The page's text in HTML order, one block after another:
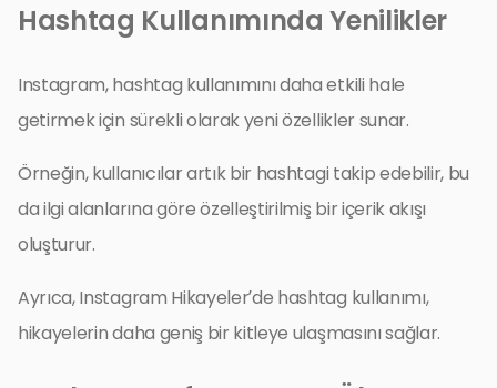
Hashtag Kullanımında Yenilikler
Instagram, hashtag kullanımını daha etkili hale
getirmek için sürekli olarak yeni özellikler sunar.
Örneğin, kullanıcılar artık bir hashtagi takip edebilir, bu
da ilgi alanlarına göre özelleştirilmiş bir içerik akışı
oluşturur.
Ayrıca, Instagram Hikayeler’de hashtag kullanımı,
hikayelerin daha geniş bir kitleye ulaşmasını sağlar.